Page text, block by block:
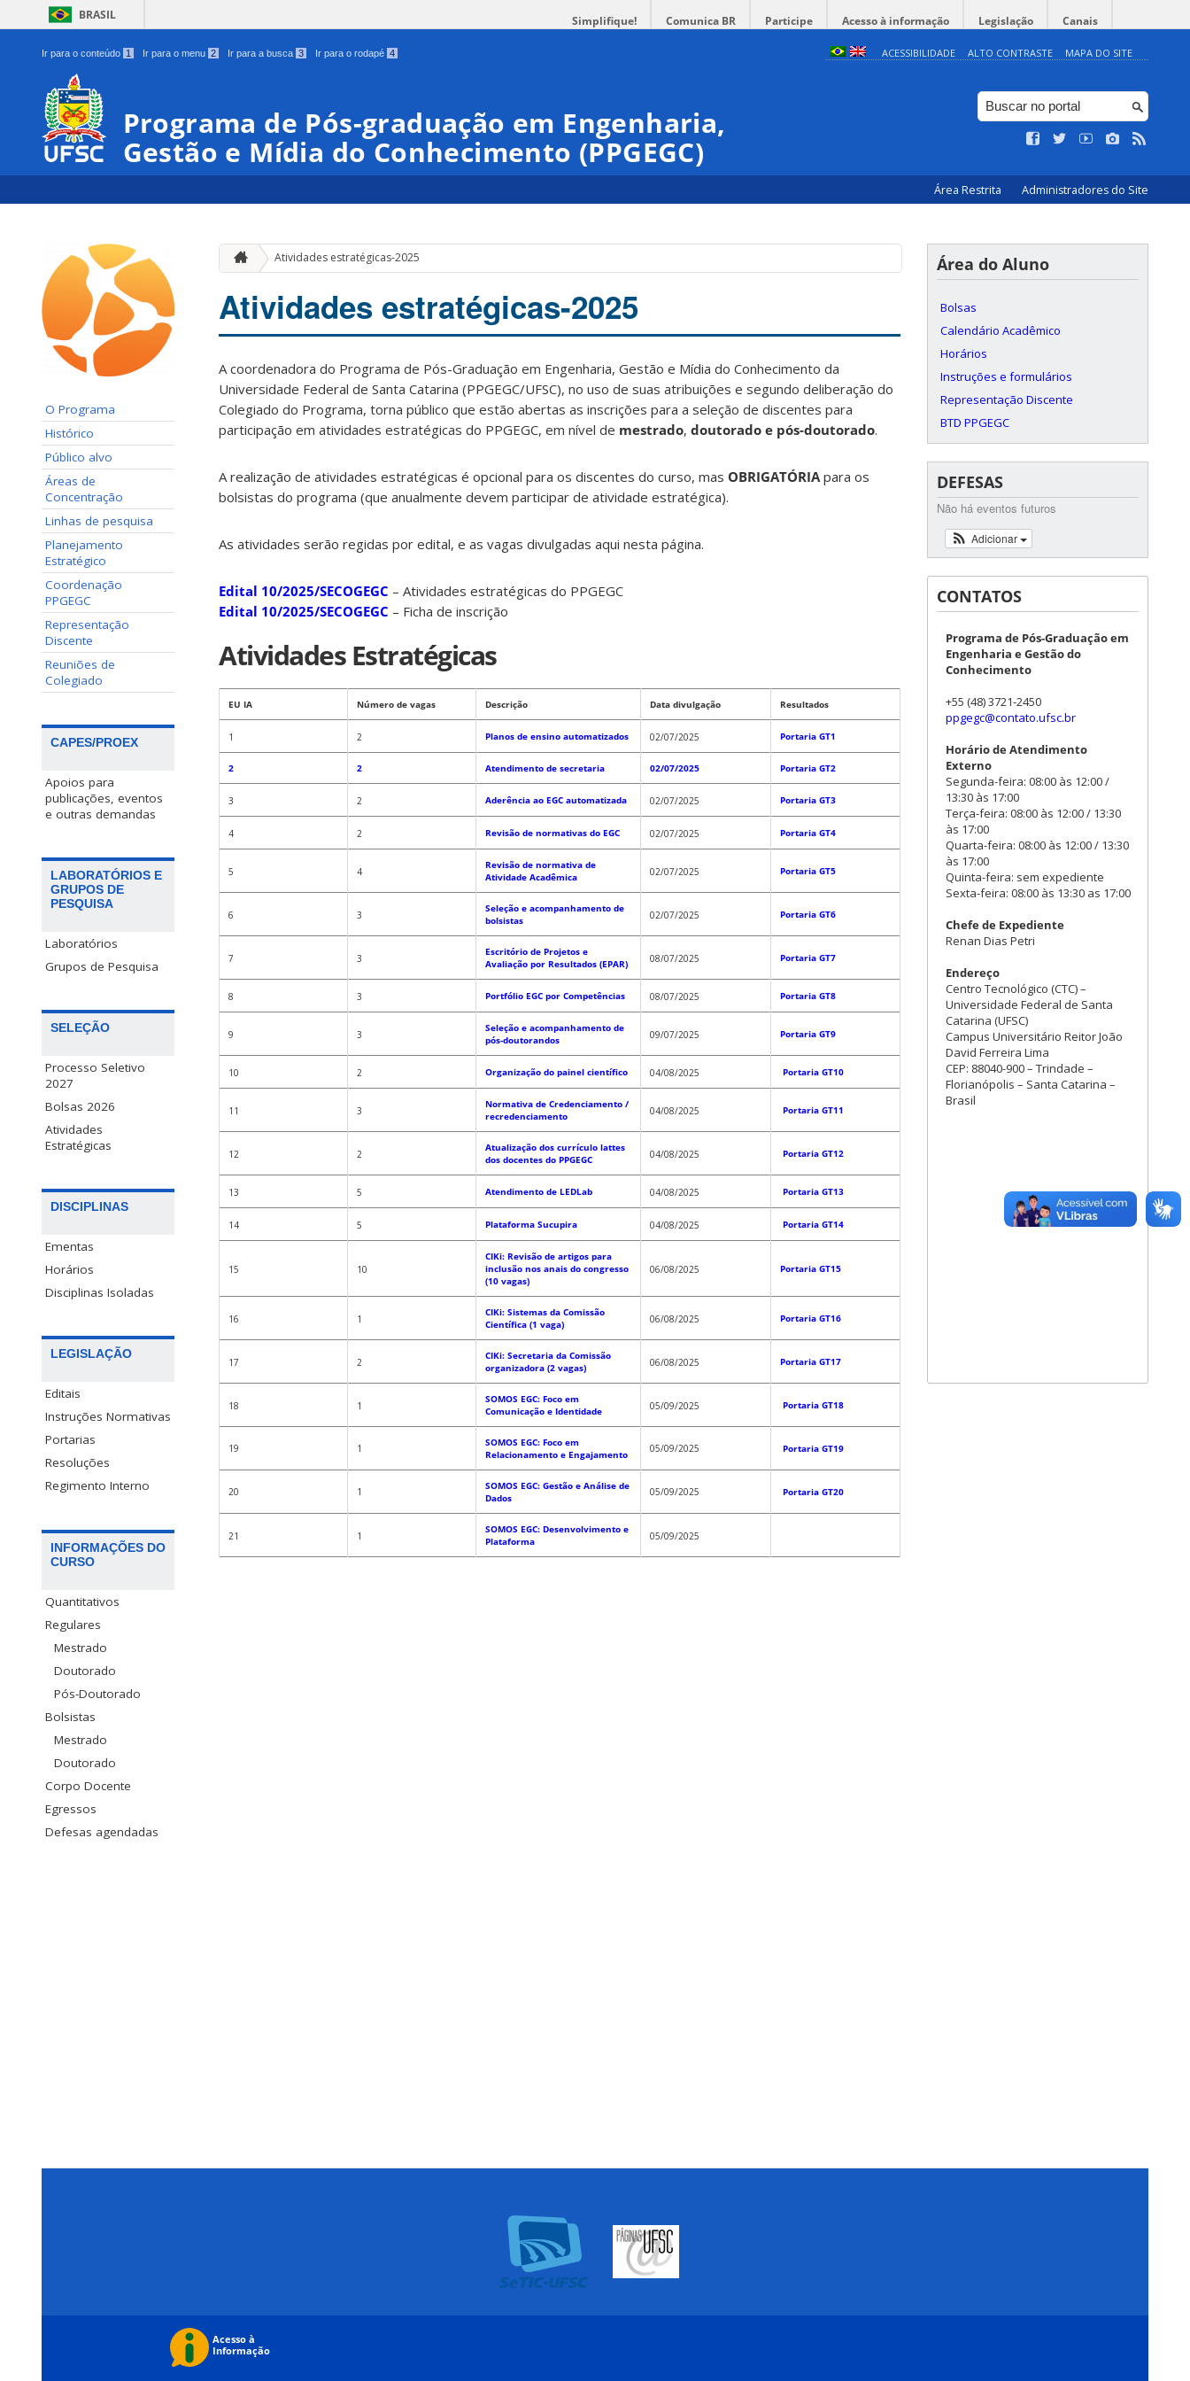
BRASIL Simplifique! Comunica BR Participe Acesso à informação Legislação Canais
Ir para o conteúdo 1 Ir para o menu 2 Ir para a busca 3 Ir para o rodapé 4 ACESSIBILIDADE ALTO CONTRASTE MAPA DO SITE
Programa de Pós-graduação em Engenharia,
Gestão e Mídia do Conhecimento (PPGEGC)
Área Restrita Administradores do Site
O Programa
Histórico
Público alvo
Áreas de
Concentração
Linhas de pesquisa
Planejamento
Estratégico
Coordenação
PPGEGC
Representação
Discente
Reuniões de
Colegiado
CAPES/PROEX
Apoios para
publicações, eventos
e outras demandas
LABORATÓRIOS E
GRUPOS DE
PESQUISA
Laboratórios
Grupos de Pesquisa
SELEÇÃO
Processo Seletivo
2027
Bolsas 2026
Atividades
Estratégicas
DISCIPLINAS
Ementas
Horários
Disciplinas Isoladas
LEGISLAÇÃO
Editais
Instruções Normativas
Portarias
Resoluções
Regimento Interno
INFORMAÇÕES DO
CURSO
Quantitativos
Regulares
Mestrado
Doutorado
Pós-Doutorado
Bolsistas
Mestrado
Doutorado
Corpo Docente
Egressos
Defesas agendadas
Atividades estratégicas-2025
Atividades estratégicas-2025
A coordenadora do Programa de Pós-Graduação em Engenharia, Gestão e Mídia do Conhecimento da
Universidade Federal de Santa Catarina (PPGEGC/UFSC), no uso de suas atribuições e segundo deliberação do
Colegiado do Programa, torna público que estão abertas as inscrições para a seleção de discentes para
participação em atividades estratégicas do PPGEGC, em nível de mestrado, doutorado e pós-doutorado.
A realização de atividades estratégicas é opcional para os discentes do curso, mas OBRIGATÓRIApara os
bolsistas do programa (que anualmente devem participar de atividade estratégica).
As atividades serão regidas por edital, e as vagas divulgadas aqui nesta página.
Edital 10/2025/SECOGEGC – Atividades estratégicas do PPGEGC
Edital 10/2025/SECOGEGC – Ficha de inscrição
Atividades Estratégicas
EU IA Número de vagas Descrição Data divulgação Resultados
1 2 Planos de ensino automatizados 02/07/2025 Portaria GT1
2 2 Atendimento de secretaria 02/07/2025 Portaria GT2
3 2 Aderência ao EGC automatizada 02/07/2025 Portaria GT3
4 2 Revisão de normativas do EGC 02/07/2025 Portaria GT4
5 4
Revisão de normativa de
Atividade Acadêmica
02/07/2025 Portaria GT5
6 3
Seleção e acompanhamento de
bolsistas
02/07/2025 Portaria GT6
7 3
Escritório de Projetos e
Avaliação por Resultados (EPAR)
08/07/2025 Portaria GT7
8 3 Portfólio EGC por Competências 08/07/2025 Portaria GT8
9 3
Seleção e acompanhamento de
pós-doutorandos
09/07/2025 Portaria GT9
10 2 Organização do painel científico 04/08/2025 Portaria GT10
11 3
Normativa de Credenciamento /
recredenciamento
04/08/2025 Portaria GT11
12 2
Atualização dos currículo lattes
dos docentes do PPGEGC
04/08/2025 Portaria GT12
13 5 Atendimento de LEDLab 04/08/2025 Portaria GT13
14 5 Plataforma Sucupira 04/08/2025 Portaria GT14
15 10
CIKi: Revisão de artigos para
inclusão nos anais do congresso
(10 vagas)
06/08/2025 Portaria GT15
16 1
CIKi: Sistemas da Comissão
Científica (1 vaga)
06/08/2025 Portaria GT16
17 2
CIKi: Secretaria da Comissão
organizadora (2 vagas)
06/08/2025 Portaria GT17
18 1
SOMOS EGC: Foco em
Comunicação e Identidade
05/09/2025 Portaria GT18
19 1
SOMOS EGC: Foco em
Relacionamento e Engajamento
05/09/2025 Portaria GT19
20 1
SOMOS EGC: Gestão e Análise de
Dados
05/09/2025 Portaria GT20
21 1
SOMOS EGC: Desenvolvimento e
Plataforma
05/09/2025
Área do Aluno
Bolsas
Calendário Acadêmico
Horários
Instruções e formulários
Representação Discente
BTD PPGEGC
DEFESAS
Não há eventos futuros
Adicionar
CONTATOS
Programa de Pós-Graduação em
Engenharia e Gestão do
Conhecimento
+55 (48) 3721-2450
ppgegc@contato.ufsc.br
Horário de Atendimento
Externo
Segunda-feira: 08:00 às 12:00 /
13:30 às 17:00
Terça-feira: 08:00 às 12:00 / 13:30
às 17:00
Quarta-feira: 08:00 às 12:00 / 13:30
às 17:00
Quinta-feira: sem expediente
Sexta-feira: 08:00 às 13:30 as 17:00
Chefe de Expediente
Renan Dias Petri
Endereço
Centro Tecnológico (CTC) –
Universidade Federal de Santa
Catarina (UFSC)
Campus Universitário Reitor João
David Ferreira Lima
CEP: 88040-900 – Trindade –
Florianópolis – Santa Catarina –
Brasil